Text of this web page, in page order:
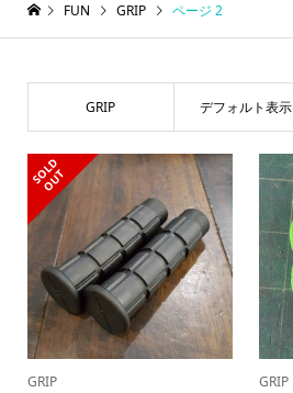
FUN GRIP ページ 2
GRIP デフォルト表示
S
O
L
D
O
U
T
GRIP GRIP